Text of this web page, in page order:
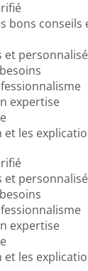
bons conseils
et
expertise
les
et
expertise
les